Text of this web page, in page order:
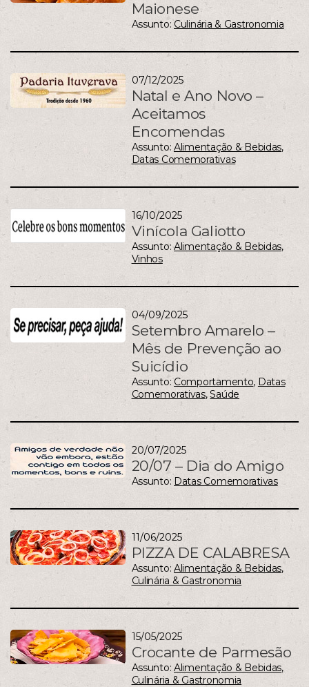
Maionese
Assunto:Culinária & Gastronomia
07/12/2025
Natal e Ano Novo –
Aceitamos
Encomendas
Assunto:Alimentação & Bebidas,
Datas Comemorativas
16/10/2025
Vinícola Galiotto
Assunto:Alimentação & Bebidas,
Vinhos
04/09/2025
Setembro Amarelo –
Mês de Prevenção ao
Suicídio
Assunto:Comportamento, Datas
Comemorativas,Saúde
20/07/2025
20/07 – Dia do Amigo
Assunto: Datas Comemorativas
11/06/2025
PIZZA DE CALABRESA
Assunto:Alimentação & Bebidas,
Culinária & Gastronomia
15/05/2025
Crocante de Parmesão
Assunto:Alimentação & Bebidas,
Culinária & Gastronomia